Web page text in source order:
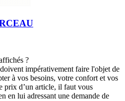
?
impérativement faire l'objet de
à vos besoins, votre confort et vos
prix d’un article, il faut vous
en lui adressant une demande de